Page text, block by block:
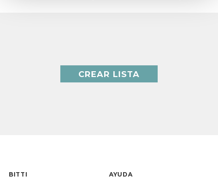
CREAR LISTA
BITTI AYUDA